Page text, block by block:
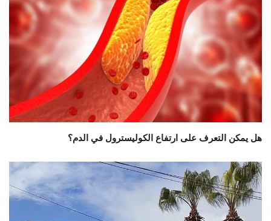
هل يمكن التعرف على ارتفاع الكوليسترول في الدم؟